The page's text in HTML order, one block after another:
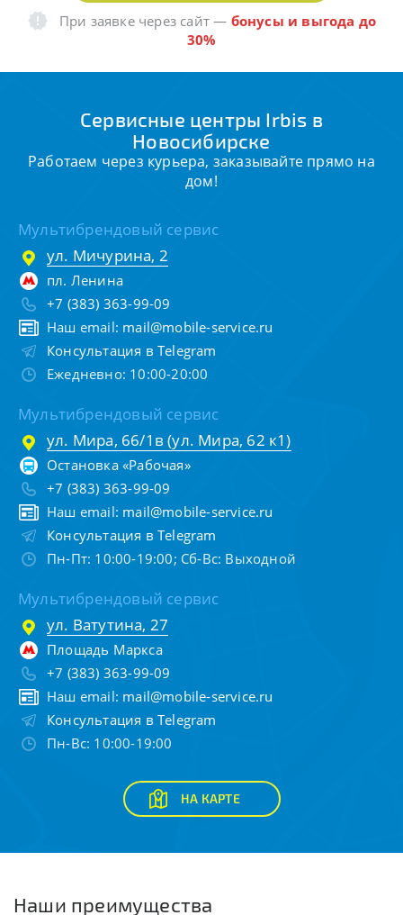
При заявке через сайт— бонусы и выгода до
30%
Сервисные центры Irbis в
Новосибирске
Работаем через курьера, заказывайте прямо на
дом!
Мультибрендовый сервис
ул. Мичурина, 2
пл. Ленина
+7 (383) 363-99-09
Наш email: mail@mobile-service.ru
Консультация в Telegram
Ежедневно: 10:00-20:00
Мультибрендовый сервис
ул. Мира, 66/1в (ул. Мира, 62 к1)
Остановка «Рабочая»
+7 (383) 363-99-09
Наш email: mail@mobile-service.ru
Консультация в Telegram
Пн-Пт: 10:00-19:00; Сб-Вс: Выходной
Мультибрендовый сервис
ул. Ватутина, 27
Площадь Маркса
+7 (383) 363-99-09
Наш email: mail@mobile-service.ru
Консультация в Telegram
Пн-Вс: 10:00-19:00
НА КАРТЕ
Наши преимущества